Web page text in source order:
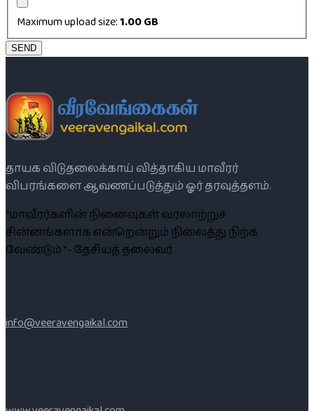
Maximum upload size:1.00 GB
SEND
தாயக விடுதலைக்காய் வித்தாகிய மாவீரர்
விபரங்களை ஆவணப்படுத்தும் ஓர் தரவுத்தளம்.
“மாவீரர்களின் நினைவுகள் வரலாற்றுச்
சின்னங்களாக என்றென்றும் நிலைத்து நிற்க
வேண்டும் ”- தேசியத் தலைவர்
info@veeravengaikal.com